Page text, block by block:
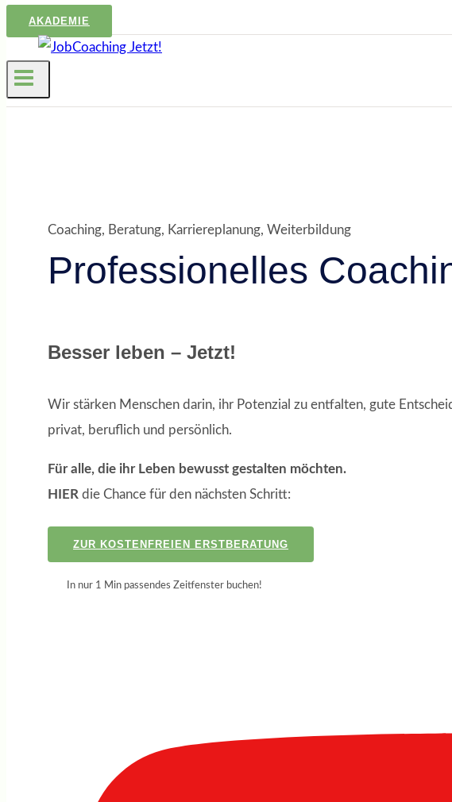
AKADEMIE
Coaching, Beratung, Karriereplanung, Weiterbildung
Professionelles
Besser leben – Jetzt!
Wir stärken Menschen darin, ihr Potenzial zu entfalten, gute
privat, beruflich und persönlich.
Für alle, die ihr Leben bewusst gestalten möchten.
HIER die Chance für den nächsten Schritt:
ZUR KOSTENFREIEN ERSTBERATUNG
In nur 1 Min passendes Zeitfenster buchen!